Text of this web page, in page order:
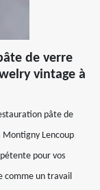
de verre
vintage à
pâte de
Montigny Lencoup
pour vos
comme un travail